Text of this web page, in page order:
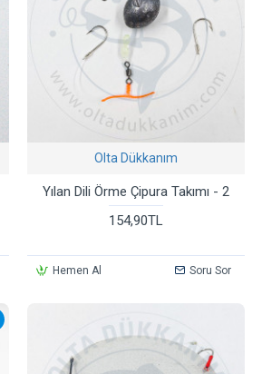
Olta Dükkanım
Yılan Dili Örme Çipura Takımı - 2
154,90TL
Hemen Al Soru Sor